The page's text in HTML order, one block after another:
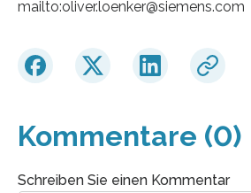
mailto:oliver.loenker@siemens.com
Kommentare (0)
Schreiben Sie einen Kommentar